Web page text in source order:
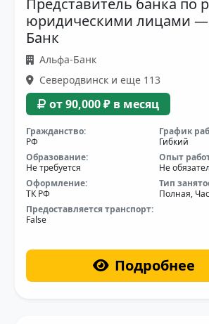
юридическими лицами
Банк
Альфа-Банк
Северодвинск и еще 113
от 90,000 ₽ в месяц
Гражданство:
РФ
График
Гибкий
Образование:
Не требуется
Опыт
Не
Оформление:
ТК РФ
Тип
Полная,
Предоставляется транспорт:
False
Подробнее